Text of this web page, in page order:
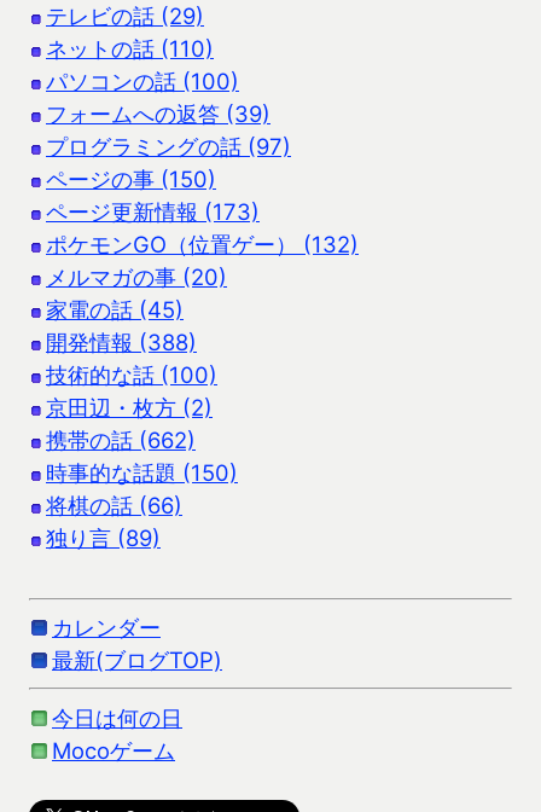
テレビの話 (29)
ネットの話 (110)
パソコンの話 (100)
フォームへの返答 (39)
プログラミングの話 (97)
ページの事 (150)
ページ更新情報 (173)
ポケモンGO（位置ゲー） (132)
メルマガの事 (20)
家電の話 (45)
開発情報 (388)
技術的な話 (100)
京田辺・枚方 (2)
携帯の話 (662)
時事的な話題 (150)
将棋の話 (66)
独り言 (89)
カレンダー
最新(ブログTOP)
今日は何の日
Mocoゲーム